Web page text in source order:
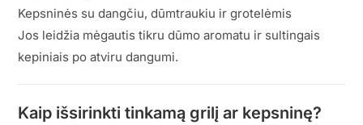
Kepsninės su dangčiu, dūmtraukiu ir grotelėmis
Jos leidžia mėgautis tikru dūmo aromatu ir sultingais
kepiniais po atviru dangumi.
Kaip išsirinkti tinkamą grilį ar kepsninę?